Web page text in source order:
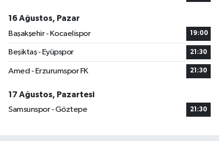
16 Ağustos, Pazar
Başakşehir - Kocaelispor
19:00
Beşiktaş - Eyüpspor 21:30
Amed - Erzurumspor FK 21:30
17 Ağustos, Pazartesi
Samsunspor - Göztepe
21:30